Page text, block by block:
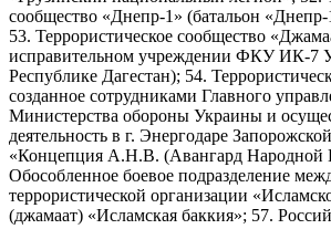
сообщество «Днепр-1» (батальон
53. Террористическое сообщество
исправительном учреждении ФКУ ИК-
Республике Дагестан); 54.
созданное сотрудниками Главного
Министерства обороны Украины и
деятельность в г. Энергодаре
«Концепция А.Н.В. (Авангард Народной
Обособленное боевое подразделение
террористической организации
(джамаат) «Исламская баккия»; 57.